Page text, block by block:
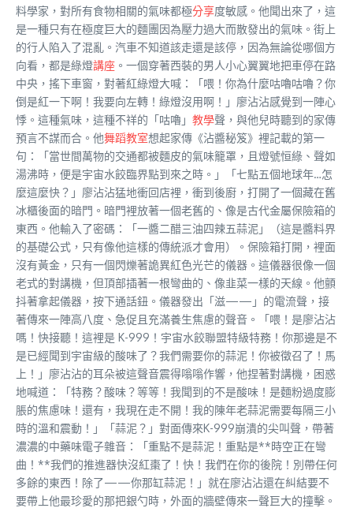
料學家，對所有食物相關的氣味都極分享度敏感。他聞出來了，這
是一種只有在極度巨大的麵團因為壓力過大而散發出的氣味。街上
的行人陷入了混亂。汽車不知道該走還是該停，因為無論從哪個方
向看，都是綠燈講座 。一個穿著西裝的男人小心翼翼地把車停在路
中央，搖下車窗，對著紅綠燈大喊：「喂！你為什麼咕嚕咕嚕？你
倒是紅一下啊！我要向左轉！綠燈沒用啊！」廖沾沾感覺到一陣心
悸。這種氣味，這種不祥的「咕嚕」 教學聲，與他兒時聽到的家傳
預言不謀而合。他舞蹈教室想起家傳《沾醬秘笈》裡記載的第一
句：「當世間萬物的交通都被麵皮的氣味籠罩，且燈號恒綠、聲如
湯沸時，便是宇宙水餃臨界點到來之時。」「七點五個地球年…怎
麼這麼快？」廖沾沾猛地衝回店裡，衝到後廚，打開了一個藏在舊
冰櫃後面的暗門。暗門裡放著一個老舊的、像是古代金屬保險箱的
東西。他輸入了密碼：「一醬二醋三油四辣五蒜泥」（這是醬料界
的基礎公式，只有像他這樣的傳統派才會用）。保險箱打開，裡面
沒有黃金，只有一個閃爍著詭異紅色光芒的儀器。這儀器很像一個
老式的對講機，但頂部插著一根彎曲的、像韭菜一樣的天線。他顫
抖著拿起儀器，按下通話鈕。儀器發出「滋——」的電流聲，接
著傳來一陣高八度、急促且充滿養生焦慮的聲音。「喂！是廖沾沾
嗎！快接聽！這裡是 K-999！宇宙水餃聯盟特級特務！你那邊是不
是已經聞到宇宙級的酸味了？我們需要你的蒜泥！你被徵召了！馬
上！」廖沾沾的耳朵被這聲音震得嗡嗡作響，他捏著對講機，困惑
地喊道：「特務？酸味？等等！我聞到的不是酸味！是麵粉過度膨
脹的焦慮味！還有，我現在走不開！我的陳年老蒜泥需要每隔三小
時的溫和震動！」「蒜泥？」對面傳來K-999崩潰的尖叫聲，帶著
濃濃的中藥味電子雜音：「重點不是蒜泥！重點是**時空正在彎
曲！**我們的推進器快沒紅棗了！快！我們在你的後院！別帶任何
多餘的東西！除了——你那缸蒜泥！」就在廖沾沾還在糾結要不
要帶上他最珍愛的那把銀勺時，外面的牆壁傳來一聲巨大的撞擊。